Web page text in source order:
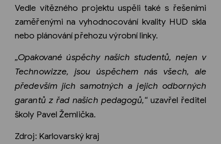
Vedle vítězného projektu uspěli také s řešeními
zaměřenými na vyhodnocování kvality HUD skla
nebo plánování přehozu výrobní linky.
„Opakované úspěchy našich studentů, nejen v
Technowizze, jsou úspěchem nás všech, ale
především jich samotných a jejich odborných
garantů z řad našich pedagogů,“uzavřel ředitel
školy Pavel Žemlička.
Zdroj: Karlovarský kraj